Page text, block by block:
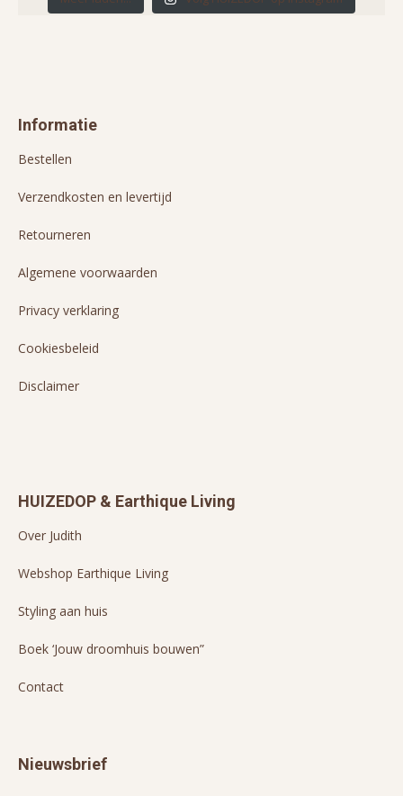
Informatie
Bestellen
Verzendkosten en levertijd
Retourneren
Algemene voorwaarden
Privacy verklaring
Cookiesbeleid
Disclaimer
HUIZEDOP & Earthique Living
Over Judith
Webshop Earthique Living
Styling aan huis
Boek ‘Jouw droomhuis bouwen”
Contact
Nieuwsbrief